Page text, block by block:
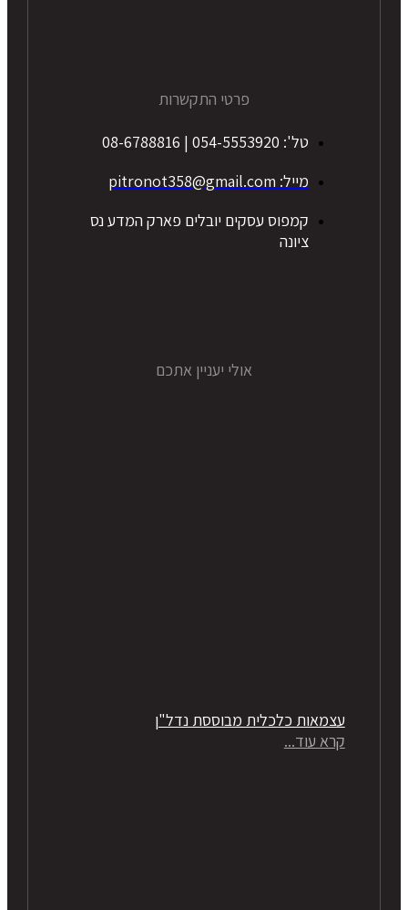
פרטי התקשרות
טל': 054-5553920 | 08-6788816
מייל: pitronot358@gmail.com
קמפוס עסקים יובלים פארק המדע נס
ציונה
אולי יעניין אתכם
עצמאות כלכלית מבוססת נדל"ן
קרא עוד...